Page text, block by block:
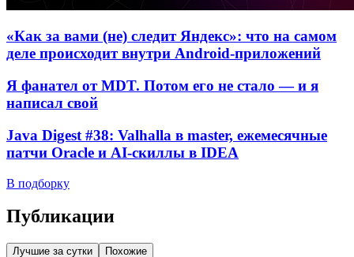
«Как за вами (не) следит Яндекс»: что на самом
деле происходит внутри Android-приложений
Я фанател от MDT. Потом его не стало — и я
написал свой
Java Digest #38: Valhalla в master, ежемесячные
патчи Oracle и AI-скиллы в IDEA
В подборку
Публикации
Лучшие за сутки Похожие